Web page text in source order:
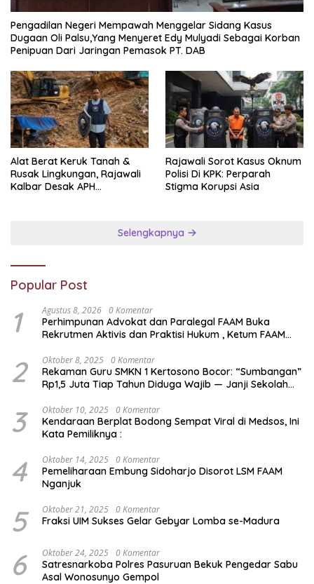
Pengadilan Negeri Mempawah Menggelar Sidang Kasus
Dugaan Oli Palsu,Yang Menyeret Edy Mulyadi Sebagai Korban
Penipuan Dari Jaringan Pemasok PT. DAB
Alat Berat Keruk Tanah &
Rusak Lingkungan, Rajawali
Kalbar Desak APH
Rajawali Sorot Kasus Oknum
Polisi Di KPK: Perparah
Stigma Korupsi Asia
Selengkapnya
Popular Post
1 Agustus 8, 2026 0 Komentar
Perhimpunan Advokat dan Paralegal FAAM Buka
Rekrutmen Aktivis dan Praktisi Hukum , Ketum FAAM
2 Oktober 8, 2025 0 Komentar
Rekaman Guru SMKN 1 Kertosono Bocor: “Sumbangan”
Rp1,5 Juta Tiap Tahun Diduga Wajib — Janji Sekolah
3 Oktober 10, 2025 0 Komentar
Kendaraan Berplat Bodong Sempat Viral di Medsos, Ini
Kata Pemiliknya :
4 Oktober 14, 2025 0 Komentar
Pemeliharaan Embung Sidoharjo Disorot LSM FAAM
Nganjuk
5 Oktober 21, 2025 0 Komentar
Fraksi UIM Sukses Gelar Gebyar Lomba se-Madura
6 Oktober 24, 2025 0 Komentar
Satresnarkoba Polres Pasuruan Bekuk Pengedar Sabu
Asal Wonosunyo Gempol